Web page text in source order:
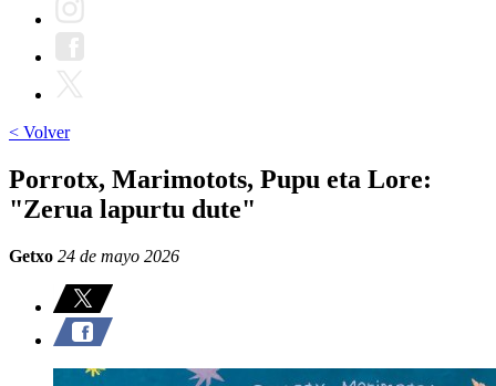
< Volver
Porrotx, Marimotots, Pupu eta Lore:
"Zerua lapurtu dute"
Getxo 24 de mayo 2026